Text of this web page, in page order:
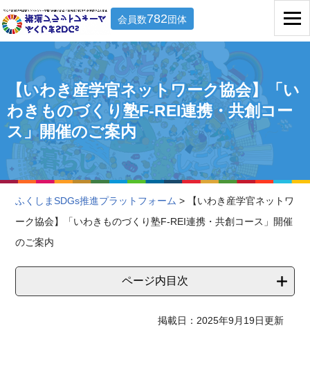
会員数782団体
【いわき産学官ネットワーク協会】「い
わきものづくり塾F-REI連携・共創コー
ス」開催のご案内
ふくしまSDGs推進プラットフォーム > 【いわき産学官ネットワ
ーク協会】「いわきものづくり塾F-REI連携・共創コース」開催
のご案内
ページ内目次
掲載日：2025年9月19日更新